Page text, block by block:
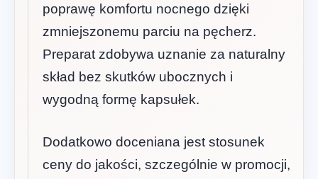
poprawę komfortu nocnego dzięki
zmniejszonemu parciu na pęcherz.
Preparat zdobywa uznanie za naturalny
skład bez skutków ubocznych i
wygodną formę kapsułek.
Dodatkowo doceniana jest stosunek
ceny do jakości, szczególnie w promocji,